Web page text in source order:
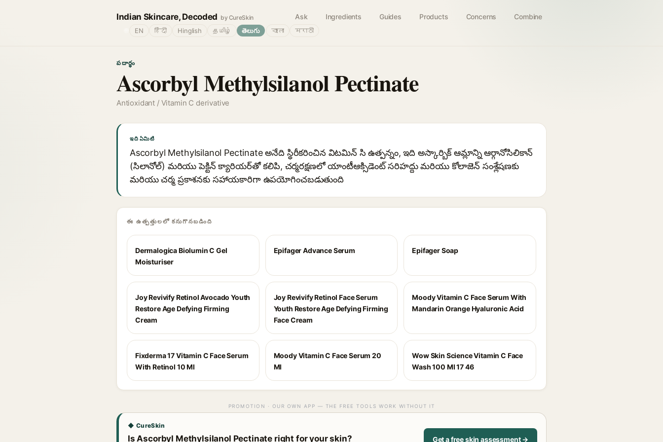
Indian Skincare, Decoded by CureSkin Ask Ingredients Guides Products Concerns Combine
EN हिंदी Hinglish தமிழ் తెలుగు বাংলা मराठी
పదార్థం
Ascorbyl Methylsilanol Pectinate
Antioxidant / Vitamin C derivative
ఇది ఏమిటి
Ascorbyl Methylsilanol Pectinate అనేది స్థిరీకరించిన విటమిన్ సి ఉత్పన్నం, ఇది అస్కార్బిక్ ఆమ్లాన్ని ఆర్గానోసిలికాన్
(సిలానోల్) మరియు పెక్టిన్ క్యారియర్‌తో కలిపి, చర్మరక్షణలో యాంటీఆక్సిడెంట్ సరిహద్దు మరియు కోలాజెన్ సంశ్లేషణకు
మరియు చర్మ ప్రకాశనకు సహాయకారిగా ఉపయోగించబడుతుంది
ఈ ఉత్పత్తులలో కనుగొనబడింది
Dermalogica Biolumin C Gel
Moisturiser
Epifager Advance Serum Epifager Soap
Joy Revivify Retinol Avocado Youth
Restore Age Defying Firming
Cream
Joy Revivify Retinol Face Serum
Youth Restore Age Defying Firming
Face Cream
Moody Vitamin C Face Serum With
Mandarin Orange Hyaluronic Acid
Fixderma 17 Vitamin C Face Serum
With Retinol 10 Ml
Moody Vitamin C Face Serum 20
Ml
Wow Skin Science Vitamin C Face
Wash 100 Ml 17 46
PROMOTION · OUR OWN APP — THE FREE TOOLS WORK WITHOUT IT
◆ CureSkin
Is Ascorbyl Methylsilanol Pectinate right for your skin? Get a free skin assessment →